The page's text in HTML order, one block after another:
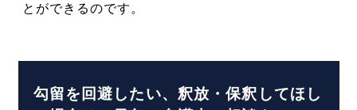
とができるのです。
勾留を回避したい、釈放・保釈してほし